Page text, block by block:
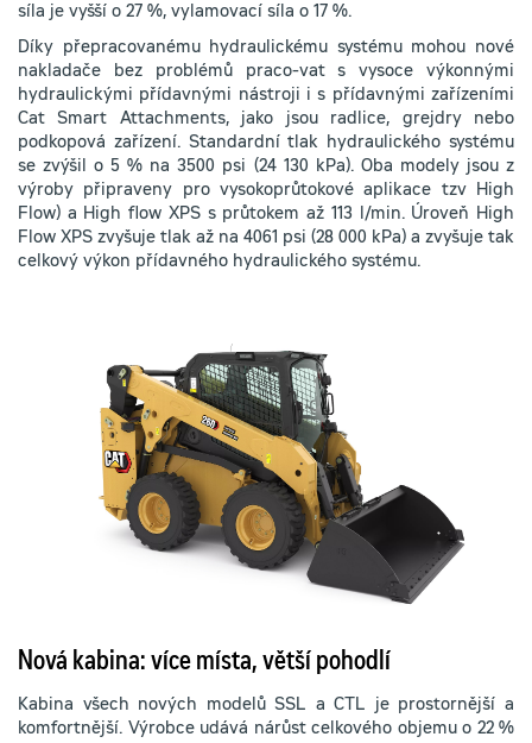
síla je vyšší o 27 %, vylamovací síla o 17 %.
Díky přepracovanému hydraulickému systému mohou nové
nakladače bez problémů praco-vat s vysoce výkonnými
hydraulickými přídavnými nástroji i s přídavnými zařízeními
Cat Smart Attachments, jako jsou radlice, grejdry nebo
podkopová zařízení. Standardní tlak hydraulického systému
se zvýšil o 5 % na 3500 psi (24 130 kPa). Oba modely jsou z
výroby připraveny pro vysokoprůtokové aplikace tzv High
Flow) a High flow XPS s průtokem až 113 l/min. Úroveň High
Flow XPS zvyšuje tlak až na 4061 psi (28 000 kPa) a zvyšuje tak
celkový výkon přídavného hydraulického systému.
Nová kabina: více místa, větší pohodlí
Kabina všech nových modelů SSL a CTL je prostornější a
komfortnější. Výrobce udává nárůst celkového objemu o 22 %